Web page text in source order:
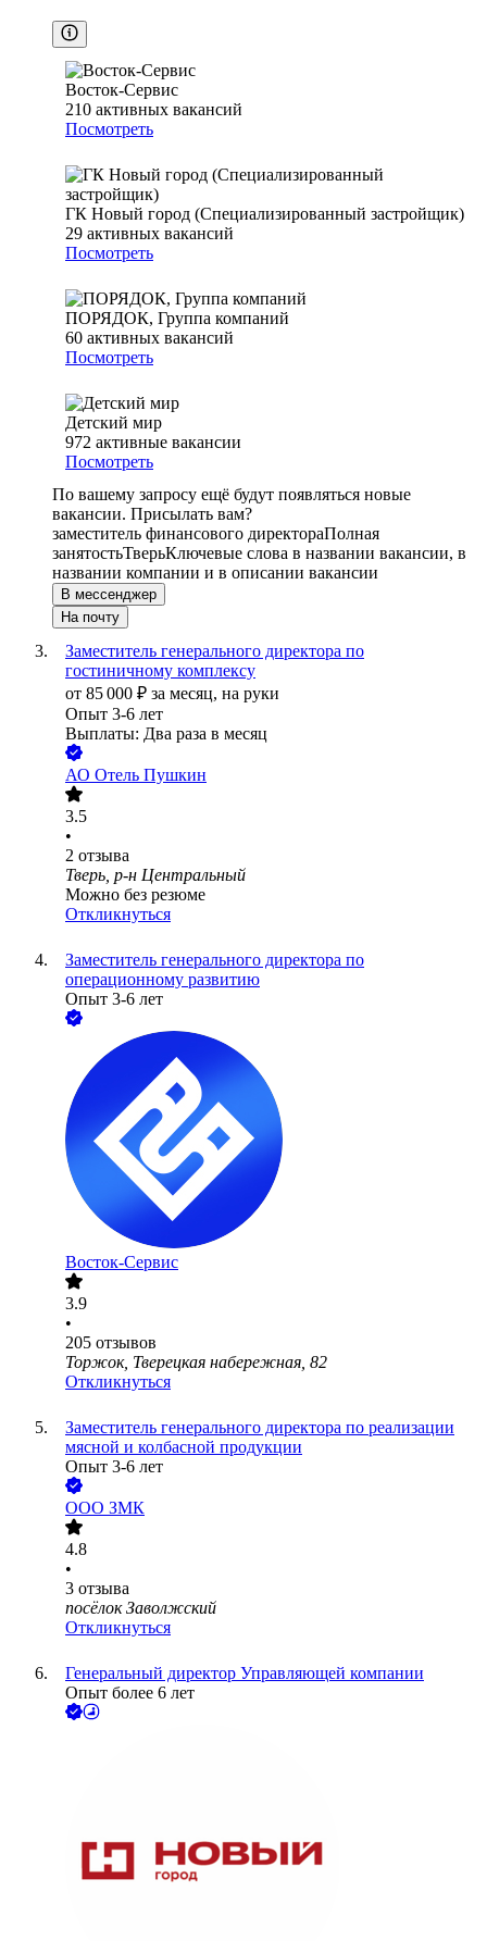
Восток-Сервис
210 активных вакансий
Посмотреть
ГК Новый город (Специализированный застройщик)
29 активных вакансий
Посмотреть
ПОРЯДОК, Группа компаний
60 активных вакансий
Посмотреть
Детский мир
972 активные вакансии
Посмотреть
По вашему запросу ещё будут появляться новые
вакансии. Присылать вам?
заместитель финансового директораПолная
занятостьТверьКлючевые слова в названии вакансии, в
названии компании и в описании вакансии
В мессенджер
На почту
Заместитель генерального директора по
гостиничному комплексу
от 85 000 ₽ за месяц, на руки
Опыт 3-6 лет
Выплаты: Два раза в месяц
АО Отель Пушкин
3.5
•
2 отзыва
Тверь, р-н Центральный
Можно без резюме
Откликнуться
Заместитель генерального директора по
операционному развитию
Опыт 3-6 лет
Восток-Сервис
3.9
•
205 отзывов
Торжок, Тверецкая набережная, 82
Откликнуться
Заместитель генерального директора по реализации
мясной и колбасной продукции
Опыт 3-6 лет
ООО ЗМК
4.8
•
3 отзыва
посёлок Заволжский
Откликнуться
Генеральный директор Управляющей компании
Опыт более 6 лет